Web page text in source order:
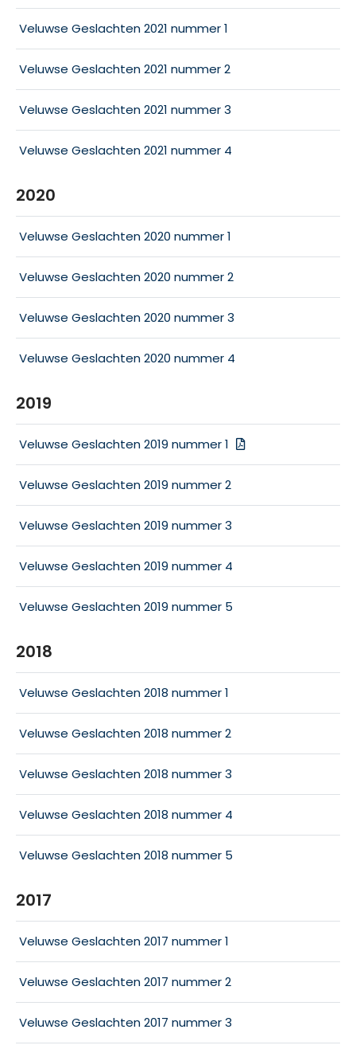
Veluwse Geslachten 2021 nummer 1
Veluwse Geslachten 2021 nummer 2
Veluwse Geslachten 2021 nummer 3
Veluwse Geslachten 2021 nummer 4
2020
Veluwse Geslachten 2020 nummer 1
Veluwse Geslachten 2020 nummer 2
Veluwse Geslachten 2020 nummer 3
Veluwse Geslachten 2020 nummer 4
2019
Veluwse Geslachten 2019 nummer 1
Veluwse Geslachten 2019 nummer 2
Veluwse Geslachten 2019 nummer 3
Veluwse Geslachten 2019 nummer 4
Veluwse Geslachten 2019 nummer 5
2018
Veluwse Geslachten 2018 nummer 1
Veluwse Geslachten 2018 nummer 2
Veluwse Geslachten 2018 nummer 3
Veluwse Geslachten 2018 nummer 4
Veluwse Geslachten 2018 nummer 5
2017
Veluwse Geslachten 2017 nummer 1
Veluwse Geslachten 2017 nummer 2
Veluwse Geslachten 2017 nummer 3